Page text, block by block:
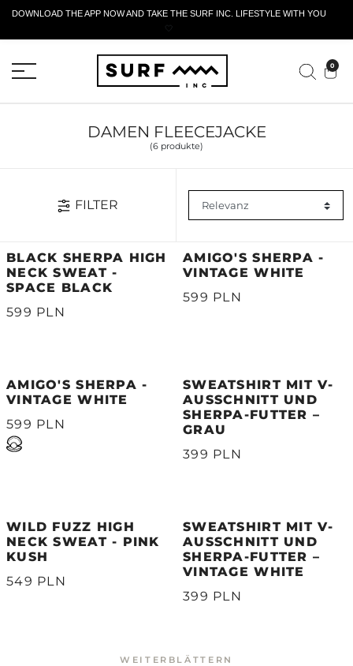
DOWNLOAD THE APP NOW AND TAKE THE SURF INC. LIFESTYLE WITH YOU
🤍
0
DAMEN FLEECEJACKE
(6 produkte)
FILTER
BLACK SHERPA HIGH
NECK SWEAT -
SPACE BLACK
599 PLN
AMIGO'S SHERPA -
VINTAGE WHITE
599 PLN
AMIGO'S SHERPA -
VINTAGE WHITE
599 PLN
SWEATSHIRT MIT V-
AUSSCHNITT UND
SHERPA-FUTTER –
GRAU
399 PLN
WILD FUZZ HIGH
NECK SWEAT - PINK
KUSH
549 PLN
SWEATSHIRT MIT V-
AUSSCHNITT UND
SHERPA-FUTTER –
VINTAGE WHITE
399 PLN
WEITERBLÄTTERN
AKTIVES RÜCKGABEFORMULAR